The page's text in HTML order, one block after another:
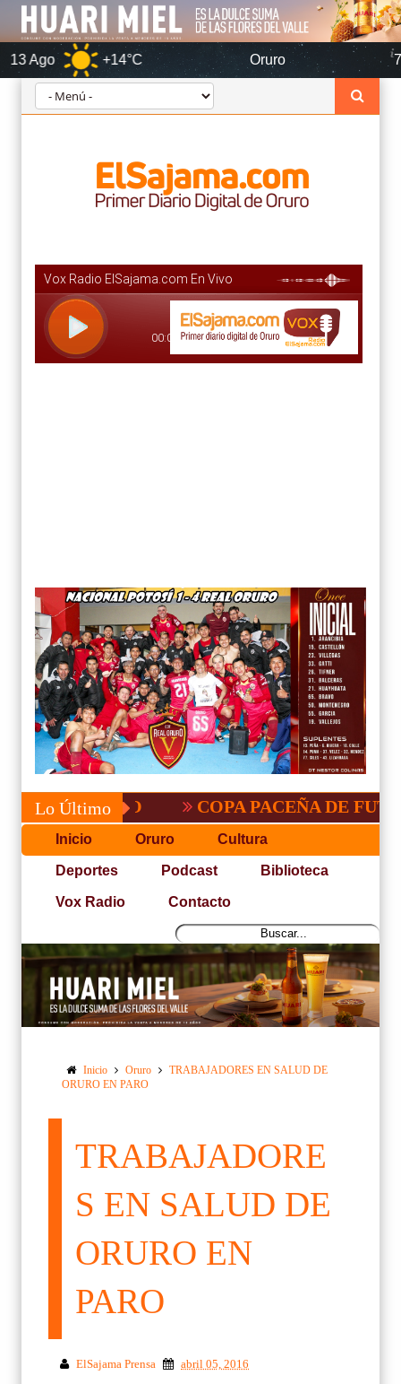
+14°C Oruro 7 Ago
Lo Último COPA PACEÑA DE FUTBOL
Inicio Oruro Cultura
Deportes Podcast Biblioteca
Vox Radio Contacto
Inicio Oruro
TRABAJADORES EN SALUD DE
ORURO EN PARO
TRABAJADORE
S EN SALUD DE
ORURO EN
PARO
ElSajama Prensa abril 05, 2016